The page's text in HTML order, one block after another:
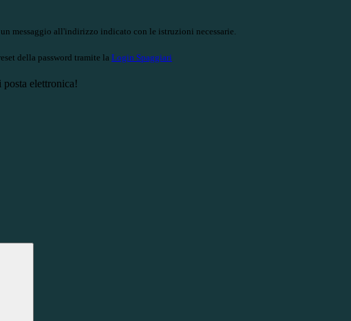
messaggio all'indirizzo indicato con le istruzioni necessarie.
della password tramite la Login Spaggiari
elettronica!